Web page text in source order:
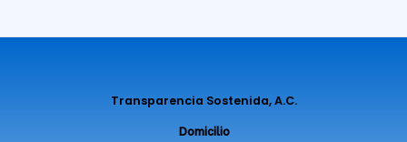
Transparencia Sostenida, A.C.
Domicilio